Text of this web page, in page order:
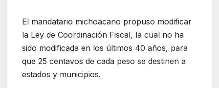
El mandatario michoacano propuso modificar
la Ley de Coordinación Fiscal, la cual no ha
sido modificada en los últimos 40 años, para
que 25 centavos de cada peso se destinen a
estados y municipios.